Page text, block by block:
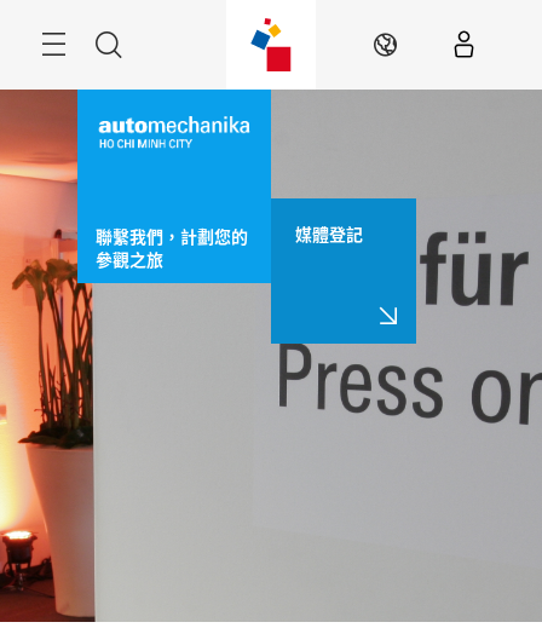
Navigation ZH
聯繫我們，計劃您的
參觀之旅
媒體登記